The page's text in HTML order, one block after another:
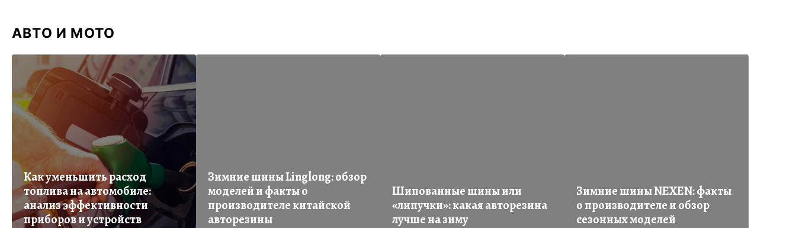
АВТО И МОТО
Как уменьшить расход
топлива на автомобиле:
анализ эффективности
приборов и устройств
Зимние шины Linglong: обзор
моделей и факты о
производителе китайской
авторезины
Шипованные шины или
«липучки»: какая авторезина
лучше на зиму
Зимние шины NEXEN: факты
о производителе и обзор
сезонных моделей